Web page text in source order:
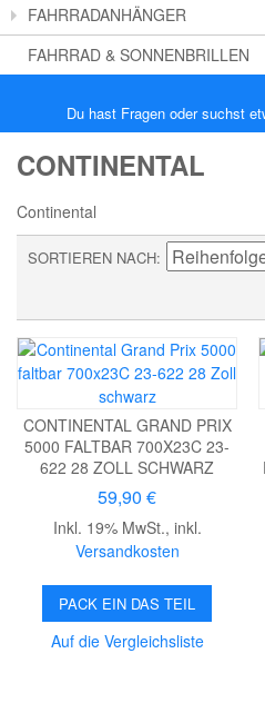
FAHRRADANHÄNGER
FAHRRAD & SONNENBRILLEN
Du hast Fragen oder suchst
CONTINENTAL
Continental
SORTIEREN NACH
CONTINENTAL GRAND PRIX
5000 FALTBAR 700X23C 23-
622 28 ZOLL SCHWARZ
59,90 €
Inkl. 19% MwSt., inkl.
Versandkosten
PACK EIN DAS TEIL
Auf die Vergleichsliste